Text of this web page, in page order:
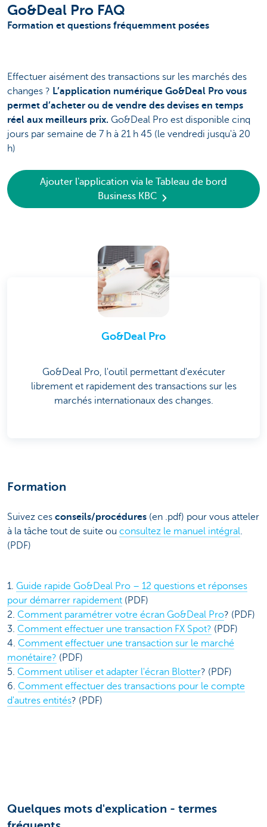
Go&Deal Pro FAQ
Formation et questions fréquemment posées
Effectuer aisément des transactions sur les marchés des
changes ? L’application numérique Go&Deal Pro vous
permet d’acheter ou de vendre des devises en temps
réel aux meilleurs prix. Go&Deal Pro est disponible cinq
jours par semaine de 7 h à 21 h 45 (le vendredi jusqu'à 20
h)
Ajouter l'application via le Tableau de bord
Business KBC
Go&Deal Pro
Go&Deal Pro, l'outil permettant d'exécuter
librement et rapidement des transactions sur les
marchés internationaux des changes.
Formation
Suivez ces conseils/procédures (en .pdf) pour vous atteler
à la tâche tout de suite ou consultez le manuel intégral.
(PDF)
1. Guide rapide Go&Deal Pro – 12 questions et réponses
pour démarrer rapidement (PDF)
2. Comment paramétrer votre écran Go&Deal Pro? (PDF)
3. Comment effectuer une transaction FX Spot? (PDF)
4. Comment effectuer une transaction sur le marché
monétaire? (PDF)
5. Comment utiliser et adapter l'écran Blotter? (PDF)
6. Comment effectuer des transactions pour le compte
d'autres entités? (PDF)
Quelques mots d'explication - termes